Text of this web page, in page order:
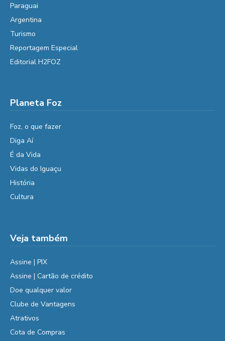
Paraguai
Argentina
Turismo
Reportagem Especial
Editorial H2FOZ
Planeta Foz
Foz, o que fazer
Diga Aí
É da Vida
Vidas do Iguaçu
História
Cultura
Veja também
Assine | PIX
Assine | Cartão de crédito
Doe qualquer valor
Clube de Vantagens
Atrativos
Cota de Compras